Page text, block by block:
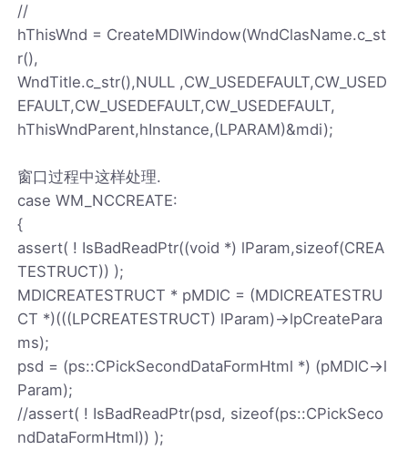
//
hThisWnd = CreateMDIWindow(WndClasName.c_st
r(),
WndTitle.c_str(),NULL ,CW_USEDEFAULT,CW_USED
EFAULT,CW_USEDEFAULT,CW_USEDEFAULT,
hThisWndParent,hInstance,(LPARAM)&mdi);
窗口过程中这样处理.
case WM_NCCREATE:
{
assert( ! IsBadReadPtr((void *) lParam,sizeof(CREA
TESTRUCT)) );
MDICREATESTRUCT * pMDIC = (MDICREATESTRU
CT *)(((LPCREATESTRUCT) lParam)->lpCreatePara
ms);
psd = (ps::CPickSecondDataFormHtml *) (pMDIC->l
Param);
//assert( ! IsBadReadPtr(psd, sizeof(ps::CPickSeco
ndDataFormHtml)) );